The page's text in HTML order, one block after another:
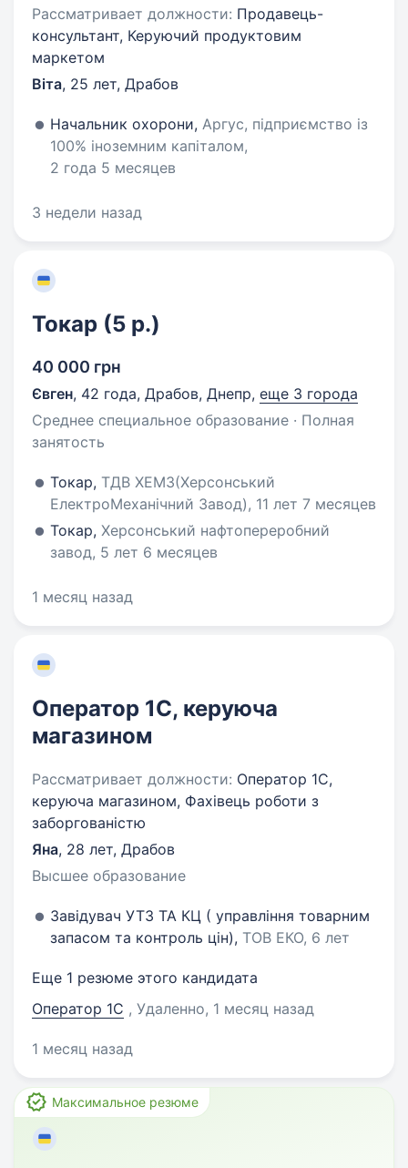
Рассматривает должности: Продавець-
консультант, Керуючий продуктовим
маркетом
Віта, 25 лет, Драбов
Начальник охорони, Аргус, підприємство із
100% іноземним капіталом,
2 года 5 месяцев
3 недели назад
Токар (5 р.)
40 000 грн
Євген, 42 года, Драбов, Днепр, еще 3 города
Среднее специальное образование · Полная
занятость
Токар, ТДВ ХЕМЗ(Херсонський
ЕлектроМеханічний Завод), 11 лет 7 месяцев
Токар, Херсонський нафтопереробний
завод, 5 лет 6 месяцев
1 месяц назад
Оператор 1С, керуюча
магазином
Рассматривает должности: Оператор 1С,
керуюча магазином, Фахівець роботи з
заборгованістю
Яна, 28 лет, Драбов
Высшее образование
Завідувач УТЗ ТА КЦ ( управління товарним
запасом та контроль цін), ТОВ ЕКО, 6 лет
Еще 1 резюме этого кандидата
Оператор 1C , Удаленно, 1 месяц назад
1 месяц назад
Максимальное резюме